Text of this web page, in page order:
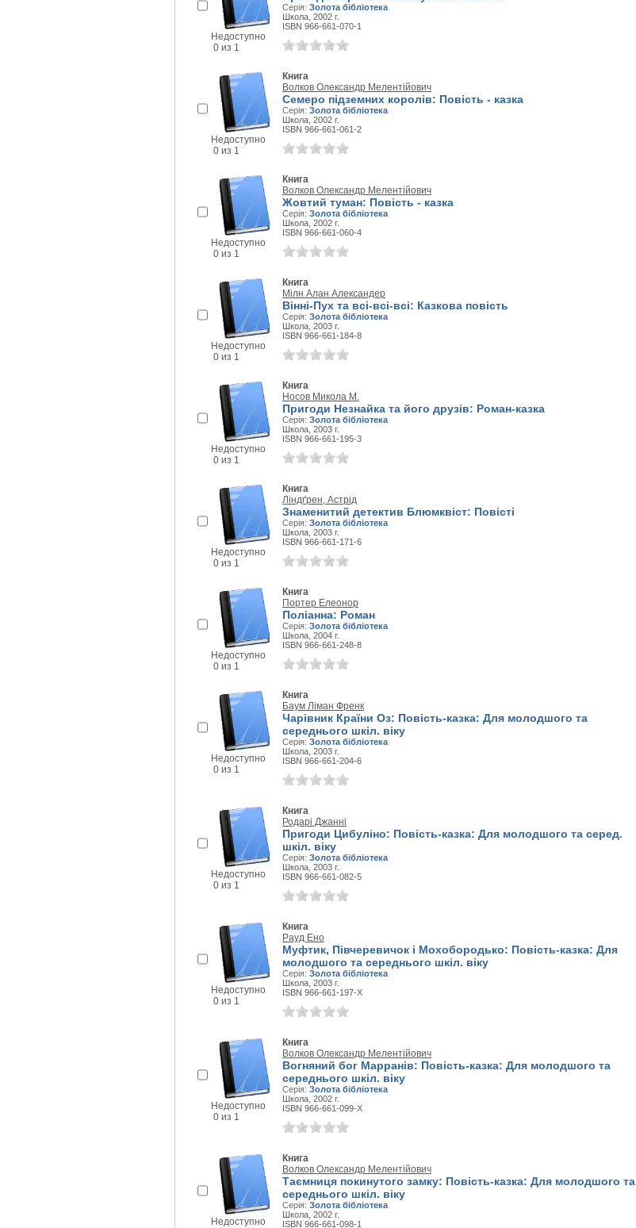
Недоступно
0 из 1
Серія: Золота бібліотека
Школа, 2002 г.
ISBN 966-661-070-1
Недоступно
0 из 1
Книга
Волков Олександр Мелентійович
Семеро підземних королів: Повість - казка
Серія: Золота бібліотека
Школа, 2002 г.
ISBN 966-661-061-2
Недоступно
0 из 1
Книга
Волков Олександр Мелентійович
Жовтий туман: Повість - казка
Серія: Золота бібліотека
Школа, 2002 г.
ISBN 966-661-060-4
Недоступно
0 из 1
Книга
Мілн Алан Александер
Вінні-Пух та всі-всі-всі: Казкова повість
Серія: Золота бібліотека
Школа, 2003 г.
ISBN 966-661-184-8
Недоступно
0 из 1
Книга
Носов Микола М.
Пригоди Незнайка та його друзів: Роман-казка
Серія: Золота бібліотека
Школа, 2003 г.
ISBN 966-661-195-3
Недоступно
0 из 1
Книга
Ліндґрен, Астрід
Знаменитий детектив Блюмквіст: Повісті
Серія: Золота бібліотека
Школа, 2003 г.
ISBN 966-661-171-6
Недоступно
0 из 1
Книга
Портер Елеонор
Поліанна: Роман
Серія: Золота бібліотека
Школа, 2004 г.
ISBN 966-661-248-8
Недоступно
0 из 1
Книга
Баум Ліман Френк
Чарівник Країни Оз: Повість-казка: Для молодшого та
середнього шкіл. віку
Серія: Золота бібліотека
Школа, 2003 г.
ISBN 966-661-204-6
Недоступно
0 из 1
Книга
Родарі Джанні
Пригоди Цибуліно: Повість-казка: Для молодшого та серед.
шкіл. віку
Серія: Золота бібліотека
Школа, 2003 г.
ISBN 966-661-082-5
Недоступно
0 из 1
Книга
Рауд Ено
Муфтик, Півчеревичок і Мохобородько: Повість-казка: Для
молодшого та середнього шкіл. віку
Серія: Золота бібліотека
Школа, 2003 г.
ISBN 966-661-197-X
Недоступно
0 из 1
Книга
Волков Олександр Мелентійович
Вогняний бог Марранів: Повість-казка: Для молодшого та
середнього шкіл. віку
Серія: Золота бібліотека
Школа, 2002 г.
ISBN 966-661-099-X
Недоступно
Книга
Волков Олександр Мелентійович
Таємниця покинутого замку: Повість-казка: Для молодшого та
середнього шкіл. віку
Серія: Золота бібліотека
Школа, 2002 г.
ISBN 966-661-098-1